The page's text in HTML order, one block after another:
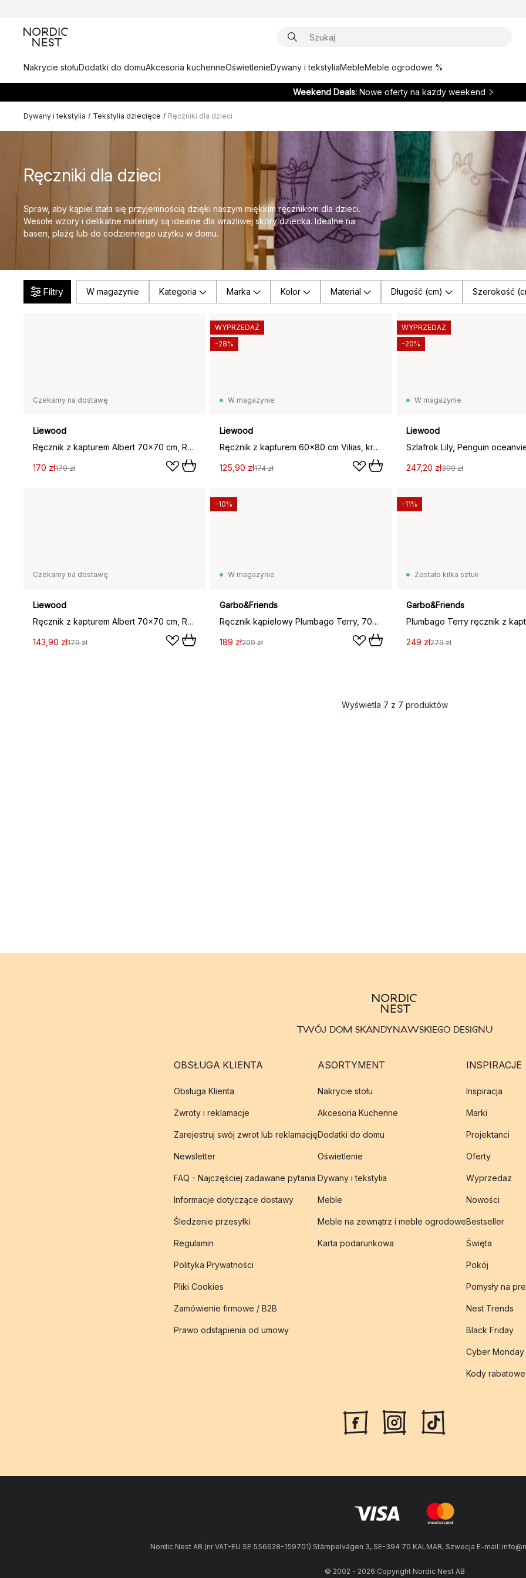
Nakrycie stołuDodatki do domuAkcesoria kuchenneOświetlenieDywany i tekstyliaMebleMeble ogrodowe %
Weekend Deals: Nowe oferty na każdy weekend
Dywany i tekstylia / Tekstylia dziecięce / Ręczniki dla dzieci
Ręczniki dla dzieci
Spraw, aby kąpiel stała się przyjemnością dzięki naszym miękkim ręcznikom dla dzieci.
Wesołe wzory i delikatne materiały są idealne dla wrażliwej skóry dziecka. Idealne na
basen, plażę lub do codziennego użytku w domu.
Filtry W magazynie Kategoria Marka Kolor Material Długość (cm) Szerokość
Czekamy na dostawę
Liewood
Ręcznik z kapturem Albert 70x70 cm, Rabbit rose
170 zł179 zł
W magazynie
Liewood
Ręcznik z kapturem 60x80 cm Vilias, królik, Pale tuscany
125,90 zł174 zł
WYPRZEDAŻ
-28%
W magazynie
Liewood
247,20 zł309 zł
WYPRZEDAŻ
-20%
Czekamy na dostawę
Liewood
Ręcznik z kapturem Albert 70x70 cm, Rabbit dumbo grey
143,90 zł179 zł
W magazynie
Garbo&Friends
Ręcznik kąpielowy Plumbago Terry, 70x140 cm
189 zł209 zł
-10%
Zostało kilka sztuk
Garbo&Friends
249 zł279 zł
-11%
Wyświetla 7 z 7 produktów
TWÓJ DOM SKANDYNAWSKIEGO DESIGNU
OBSŁUGA KLIENTA
Obsługa Klienta
Zwroty i reklamacje
Zarejestruj swój zwrot lub reklamację
Newsletter
FAQ - Najczęściej zadawane pytania
Informacje dotyczące dostawy
Śledzenie przesyłki
Regulamin
Polityka Prywatności
Pliki Cookies
Zamówienie firmowe / B2B
Prawo odstąpienia od umowy
ASORTYMENT
Nakrycie stołu
Akcesoria Kuchenne
Dodatki do domu
Oświetlenie
Dywany i tekstylia
Meble
Meble na zewnątrz i meble ogrodowe
Karta podarunkowa
INSPIRACJE
Inspiracja
Marki
Projektanci
Oferty
Wyprzedaż
Nowości
Bestseller
Święta
Pokój
Pomysły na
Nest Trends
Black Friday
Cyber Monday
Kody rabatowe
Nordic Nest AB (nr VAT-EU SE 556628-159701) Stämpelvägen 3, SE-394 70 KALMAR, Szwecja E-mail:
© 2002 - 2026 Copyright Nordic Nest AB